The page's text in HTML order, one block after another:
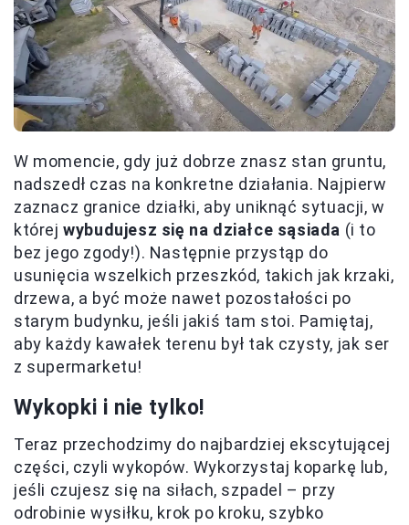
W momencie, gdy już dobrze znasz stan gruntu,
nadszedł czas na konkretne działania. Najpierw
zaznacz granice działki, aby uniknąć sytuacji, w
którejwybudujesz się na działce sąsiada (i to
bez jego zgody!). Następnie przystąp do
usunięcia wszelkich przeszkód, takich jak krzaki,
drzewa, a być może nawet pozostałości po
starym budynku, jeśli jakiś tam stoi. Pamiętaj,
aby każdy kawałek terenu był tak czysty, jak ser
z supermarketu!
Wykopki i nie tylko!
Teraz przechodzimy do najbardziej ekscytującej
części, czyli wykopów. Wykorzystaj koparkę lub,
jeśli czujesz się na siłach, szpadel – przy
odrobinie wysiłku, krok po kroku, szybko